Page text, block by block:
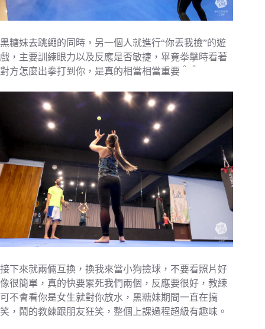
黑糖妹去跳繩的同時，另一個人就進行“你丟我撿”的遊
戲，主要訓練眼力以及反應是否敏捷，畢竟拳擊時看著
對方怎麼出拳打到你，是真的相當相當重要＾＾
接下來就兩倆互換，換我來當小狗撿球，不要看照片好
像很簡單，真的快要累死我們兩個，反應要很好，教練
可不會看你是女生就對你放水，黑糖妹期間一直在搞
笑，鬧的教練跟朋友狂笑，整個上課過程超級有趣味。